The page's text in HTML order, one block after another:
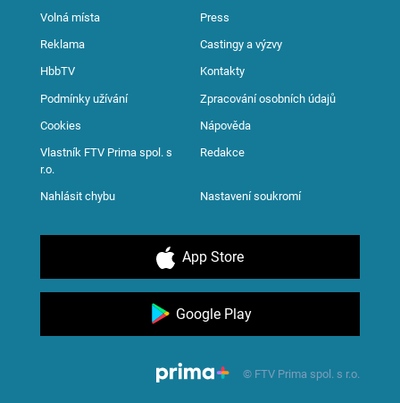
Volná místa Press
Reklama Castingy a výzvy
HbbTV Kontakty
Podmínky užívání Zpracování osobních údajů
Cookies Nápověda
Vlastník FTV Prima spol. s
r.o.
Redakce
Nahlásit chybu Nastavení soukromí
App Store
Google Play
© FTV Prima spol. s r.o.